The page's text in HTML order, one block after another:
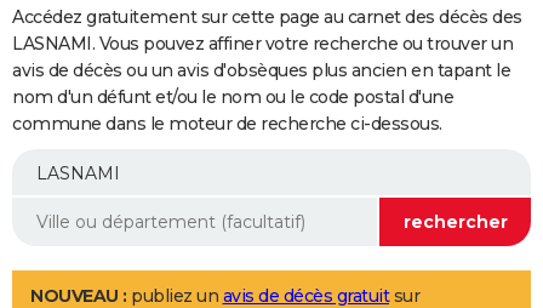
Programme TV
TNTStreaming
Cinéma
Sorties cinéma
Musique
+
FINANCE
Retraite
Epargne
Immobilier
Risques naturels par ville
Banque
Assurance
AUTO
Essais
Réserver un essai
Citadines
Berlines
SUV
Forum auto
+
Mobiles
Meilleur smartphone
Internet
Ordinateurs
Jeux vidéo
Guide high-tech
Aménagement intérieur
LIFESTYLE
Accédez gratuitement sur cette page au carnet des décès des
LASNAMI. Vous pouvez affiner votre recherche ou trouver un
avis de décès ou un avis d'obsèques plus ancien en tapant le
nom d'un défunt et/ou le nom ou le code postal d'une
commune dans le moteur de recherche ci-dessous.
NOUVEAU : publiez un avis de décès gratuitsur